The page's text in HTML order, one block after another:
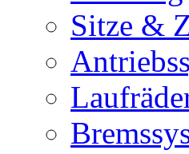
Sitze &